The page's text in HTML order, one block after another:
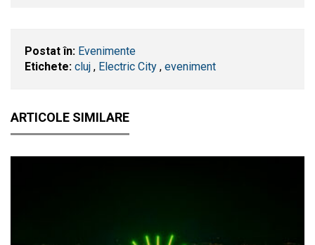
Postat în: Evenimente
Etichete: cluj , Electric City , eveniment
ARTICOLE SIMILARE